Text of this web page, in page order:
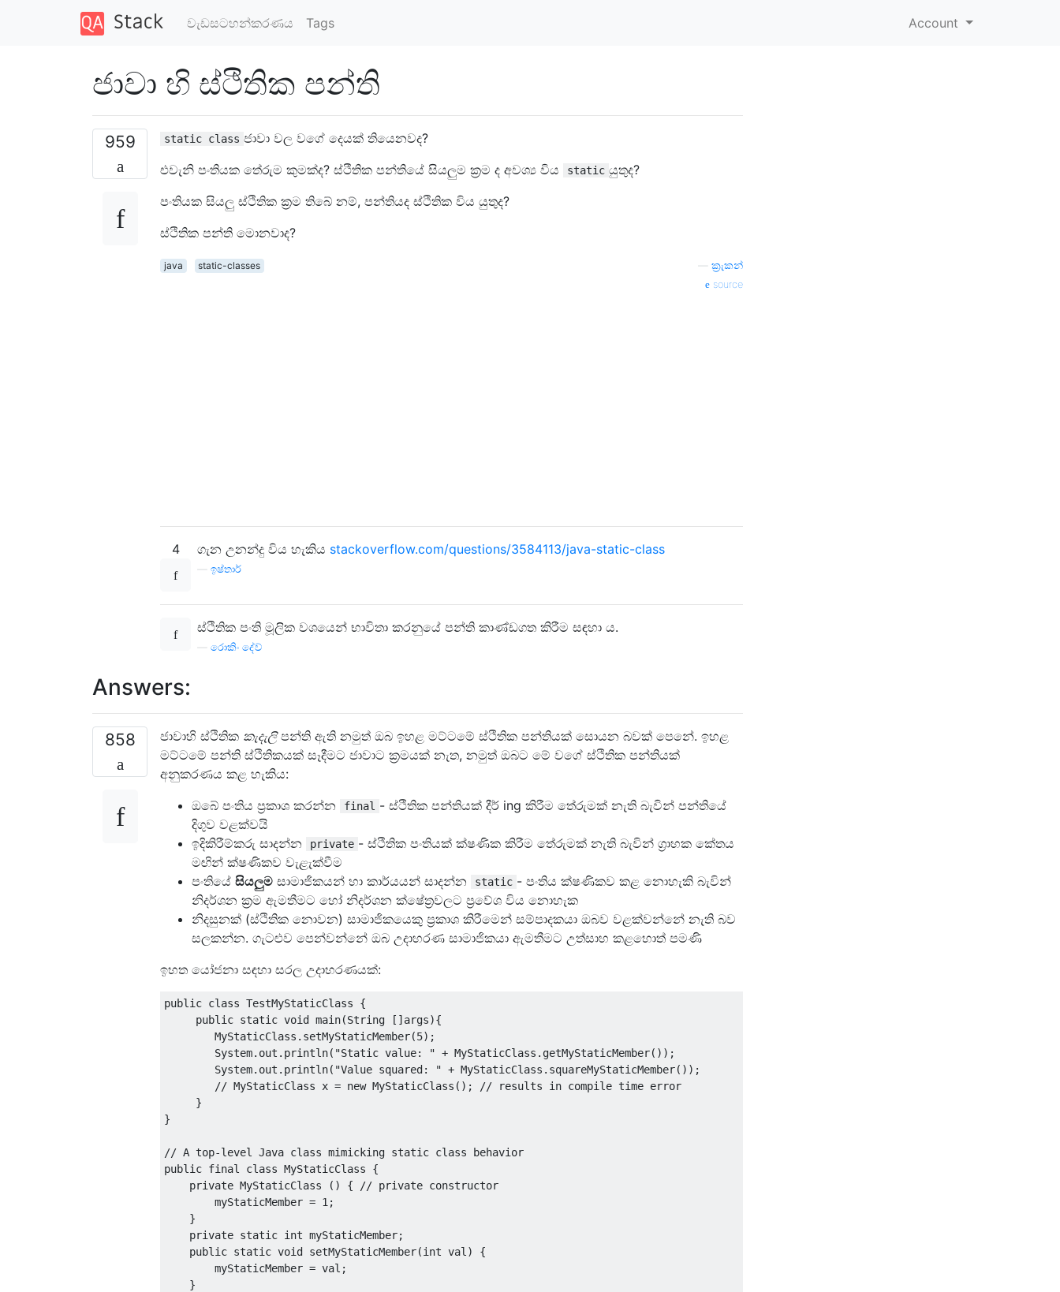
වැඩසටහන්කරණය Tags Account
ජාවා හි ස්ථිතික පන්ති
959 static class ජාවා වල වගේ දෙයක් තියෙනවද?
එවැනි පංතියක තේරුම කුමක්ද? ස්ථිතික පන්තියේ සියලුම ක්‍රම ද අවශ්‍ය විය
static යුතුද?
පංතියක සියලු ස්ථිතික ක්‍රම තිබේ නම්, පන්තියද ස්ථිතික විය යුතුද?
ස්ථිතික පන්ති මොනවාද?
java static-classes
ක්‍රැකන්
source
4 ගැන උනන්දු විය හැකිය stackoverflow.com/questions/3584113/java-static-class
ඉෂ්තාර්
ස්ථිතික පංති මූලික වශයෙන් භාවිතා කරනුයේ පන්ති කාණ්ඩගත කිරීම සඳහා ය.
රොකිං දේව්
Answers:
858 ජාවාහි ස්ථිතික කැදැලිපන්ති ඇති නමුත් ඔබ ඉහළ මට්ටමේ ස්ථිතික පන්තියක් සොයන බවක් පෙනේ. ඉහළ
මට්ටමේ පන්ති ස්ථිතිකයක් සෑදීමට ජාවාට ක්‍රමයක් නැත, නමුත් ඔබට මේ වගේ ස්ථිතික පන්තියක්
අනුකරණය කළ හැකිය:
ඔබේ පංතිය ප්‍රකාශ කරන්න
final - ස්ථිතික පන්තියක් දීර් ing කිරීම තේරුමක් නැති බැවින් පන්තියේ
දිගුව වළක්වයි
ඉදිකිරීම්කරු සාදන්න
private - ස්ථිතික පංතියක් ක්ෂණික කිරීම තේරුමක් නැති බැවින් ග්‍රාහක කේතය
මඟින් ක්ෂණිකව වැළැක්වීම
පංතියේ සියලුම සාමාජිකයන් හා කාර්යයන් සාදන්න static - පංතිය ක්ෂණිකව කළ නොහැකි බැවින්
නිදර්ශන ක්‍රම ඇමතීමට හෝ නිදර්ශන ක්ෂේත්‍රවලට ප්‍රවේශ විය නොහැක
නිදසුනක් (ස්ථිතික නොවන) සාමාජිකයෙකු ප්‍රකාශ කිරීමෙන් සම්පාදකයා ඔබව වළක්වන්නේ නැති බව
සලකන්න. ගැටළුව පෙන්වන්නේ ඔබ උදාහරණ සාමාජිකයා ඇමතීමට උත්සාහ කළහොත් පමණි
ඉහත යෝජනා සඳහා සරල උදාහරණයක්:
public class TestMyStaticClass
{
public static void main(String []args){
MyStaticClass . setMyStaticMember(5);
System. out . println( "Static value: " + MyStaticClass . getMyStaticMember());
System. out . println( "Value squared: " + MyStaticClass . squareMyStaticMember());
// MyStaticClass x = new MyStaticClass(); // results in compile time error
}
}
// A top-level Java class mimicking static class behavior
public final class MyStaticClass
{
private MyStaticClass () {
// private constructor
        myStaticMember
= 1 ;
}
private static int myStaticMember;
public static void setMyStaticMember(int val )
{
        myStaticMember
= val ;
}